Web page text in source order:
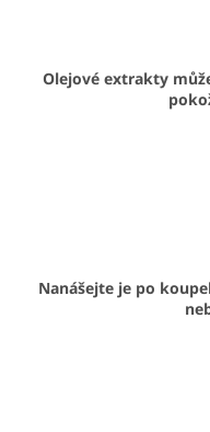
Olejové extrakty
Nanášejte je po